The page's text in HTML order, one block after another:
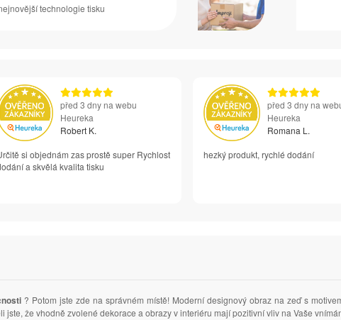
technologie tisku
před 3 dny na webu
Heureka
Robert K.
si objednám zas prostě super Rychlost
a skvělá kvalita tisku
před 3 dny na
Heureka
Romana L.
hezký produkt, rychlé dodání
? Potom jste zde na správném místě! Moderní designový obraz na zeď s
jste, že vhodně zvolené dekorace a obrazy v interiéru mají pozitivní vliv na Vaše